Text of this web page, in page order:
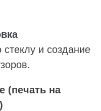
и создание
(печать на